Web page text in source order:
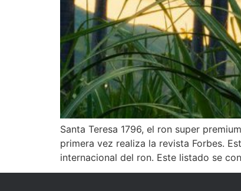
Santa Teresa 1796, el ron super
primera vez realiza la revista Forbes.
internacional del ron. Este listado se